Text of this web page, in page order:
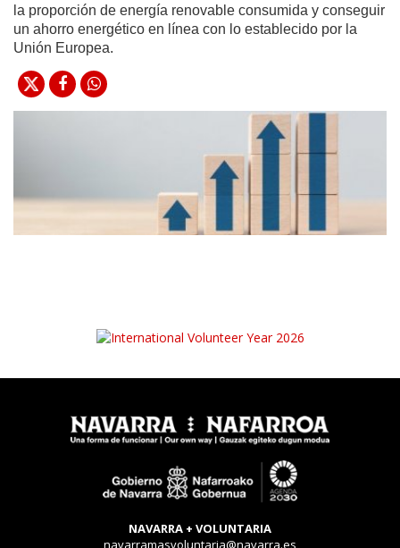
la proporción de energía renovable consumida y conseguir
un ahorro energético en línea con lo establecido por la
Unión Europea.
NAVARRA + VOLUNTARIA
navarramasvoluntaria@navarra.es